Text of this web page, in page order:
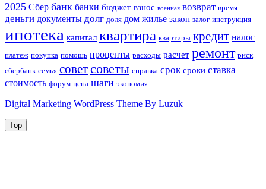
2025 Сбер банк банки бюджет взнос военная возврат время
деньги документы долг доля дом жилье закон залог инструкция
ипотека капитал квартира квартиры кредит налог
платеж покупка помощь проценты расходы расчет ремонт риск
сбербанк семья советсоветы справка срок сроки ставка
стоимость форум цена шаги экономия
Digital Marketing WordPress Theme By Luzuk
Top